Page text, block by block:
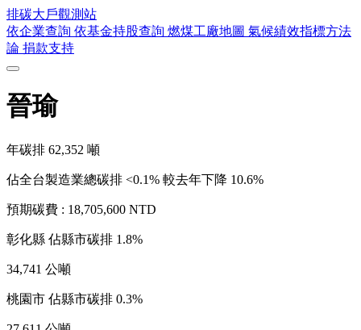
排碳大戶觀測站
依企業查詢 依基金持股查詢 燃煤工廠地圖 氣候績效指標方法
論 捐款支持
晉瑜
年碳排 62,352 噸
佔全台製造業總碳排 <0.1% 較去年下降 10.6%
預期碳費 : 18,705,600 NTD
彰化縣 佔縣市碳排 1.8%
34,741 公噸
桃園市 佔縣市碳排 0.3%